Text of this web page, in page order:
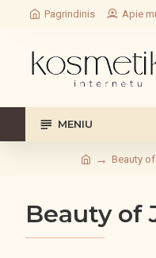
Pagrindinis Apie
MENIU
Beauty
Beauty of